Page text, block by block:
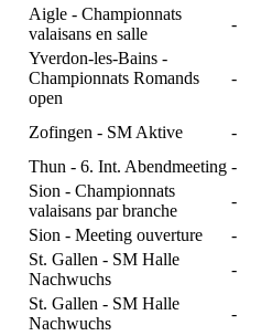
Aigle - Championnats
valaisans en salle
-
Yverdon-les-Bains -
Championnats Romands
open
-
Zofingen - SM Aktive
-
Thun - 6. Int. Abendmeeting -
Sion - Championnats
valaisans par branche
-
Sion - Meeting ouverture
-
St. Gallen - SM Halle
Nachwuchs
-
St. Gallen - SM Halle
Nachwuchs
-